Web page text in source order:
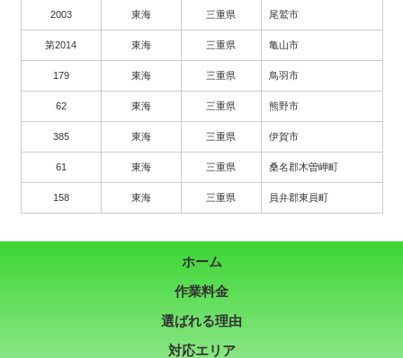
2003 東海 三重県 尾鷲市
第2014 東海 三重県 亀山市
179 東海 三重県 鳥羽市
62 東海 三重県 熊野市
385 東海 三重県 伊賀市
61 東海 三重県 桑名郡木曽岬町
158 東海 三重県 員弁郡東員町
ホーム
作業料金
選ばれる理由
対応エリア